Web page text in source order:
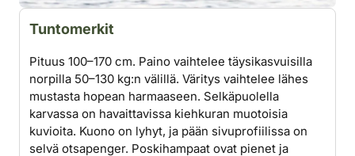
Tuntomerkit
Pituus 100–170 cm. Paino vaihtelee täysikasvuisilla
norpilla 50–130 kg:n välillä. Väritys vaihtelee lähes
mustasta hopean harmaaseen. Selkäpuolella
karvassa on havaittavissa kiehkuran muotoisia
kuvioita. Kuono on lyhyt, ja pään sivuprofiilissa on
selvä otsapenger. Poskihampaat ovat pienet ja